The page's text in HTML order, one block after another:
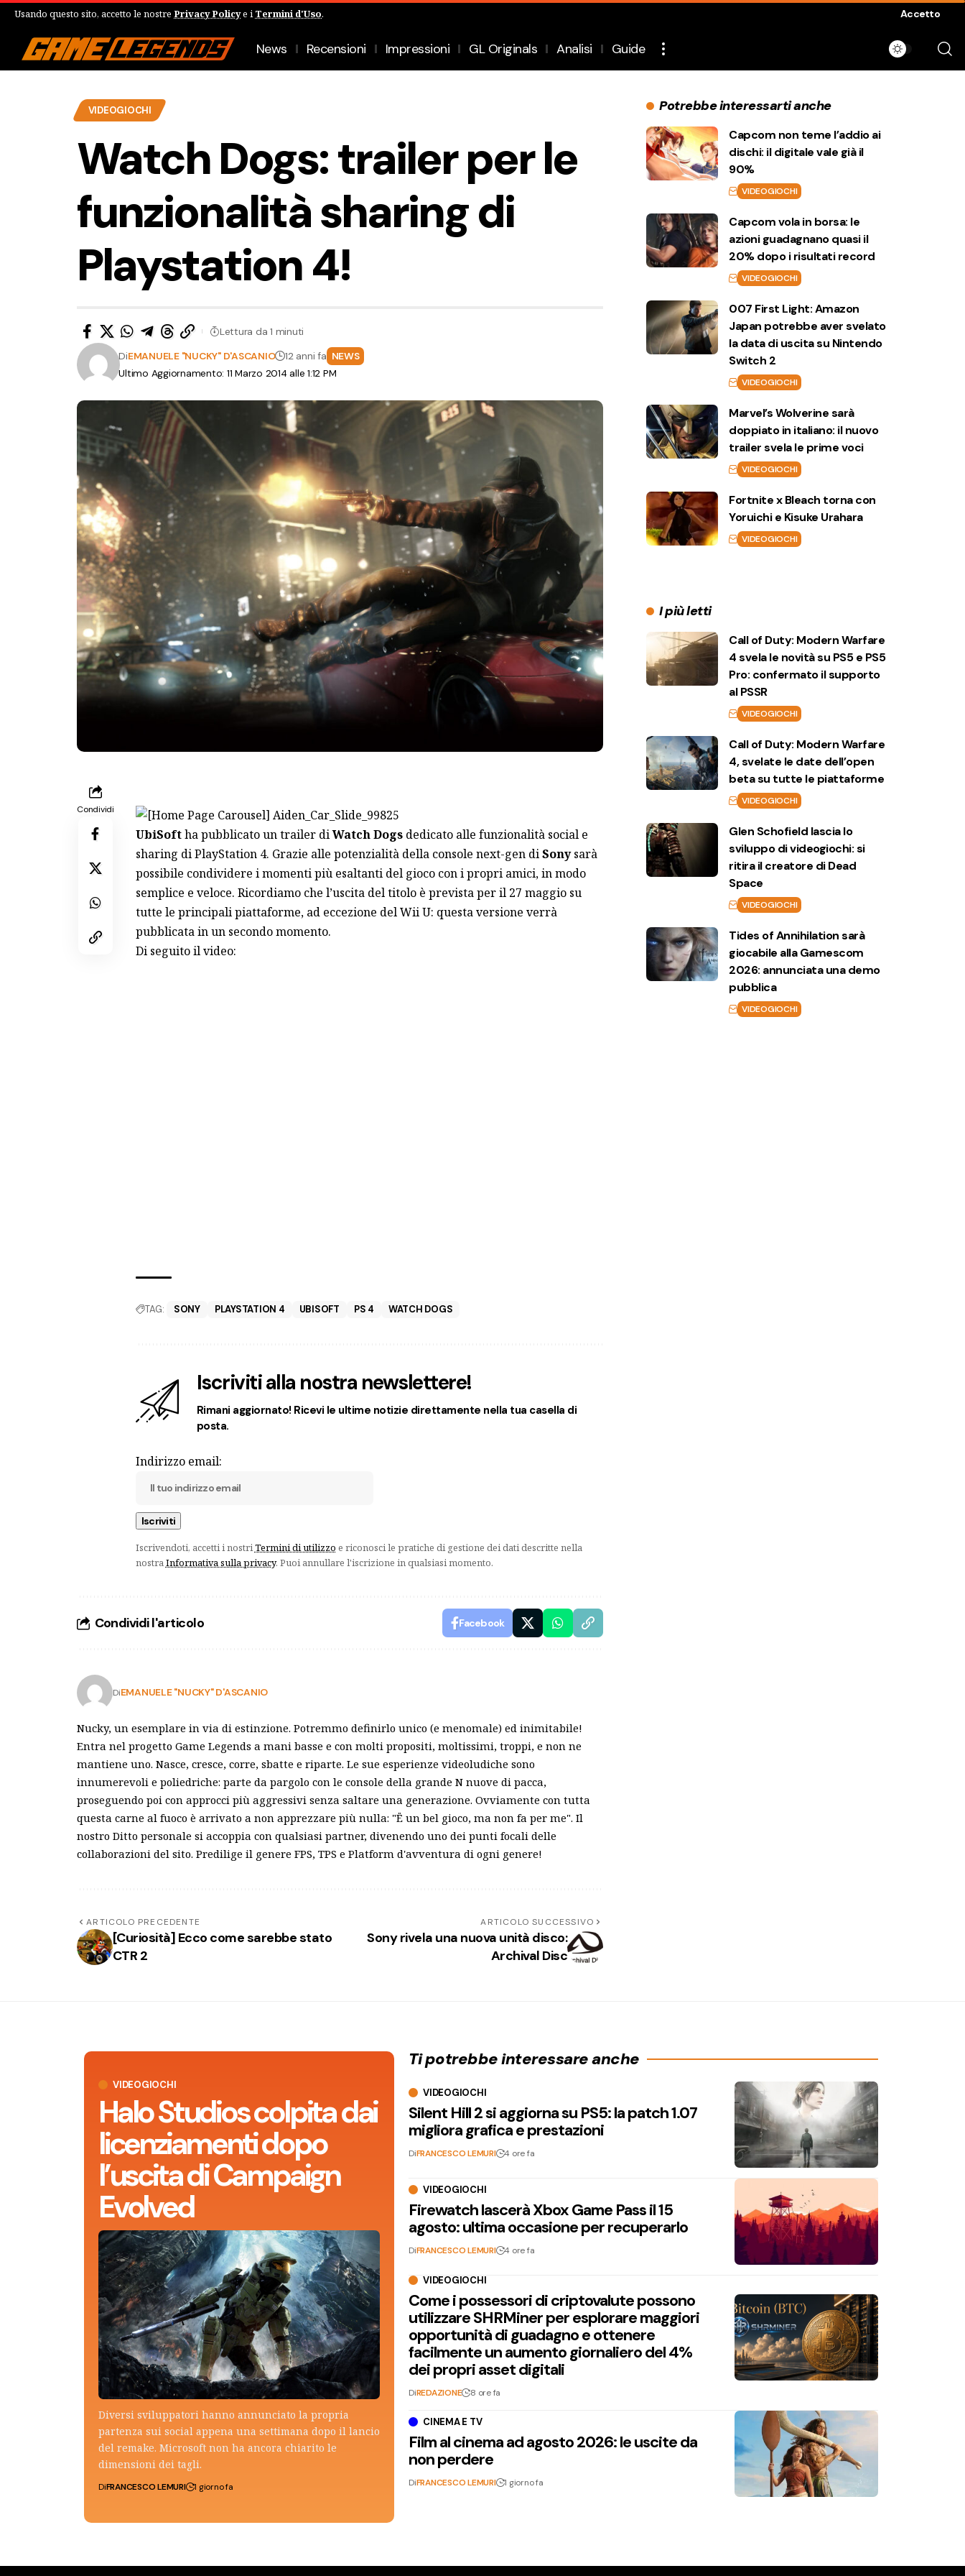
Usando questo sito, accetto le nostre Privacy Policye i Termini d'Uso. Accetto
News Recensioni Impressioni GL Originals Analisi Guide
VIDEOGIOCHI
Watch Dogs: trailer per le
funzionalità sharing di
Playstation 4!
Ultimo Aggiornamento: 11 Marzo 2014 alle 1:12 PM
DiEMANUELE "NUCKY" D'ASCANIO 12 anni fa NEWS
Lettura da 1 minuti
Condividi
UbiSoftha pubblicato un trailer diWatch Dogsdedicato alle funzionalità social e
sharing di PlayStation 4. Grazie alle potenzialità della console next-gen diSonysarà
possibile condividere i momenti più esaltanti del gioco con i propri amici, in modo
semplice e veloce. Ricordiamo che l’uscita del titolo è prevista per il 27 maggio su
tutte le principali piattaforme, ad eccezione del Wii U: questa versione verrà
pubblicata in un secondo momento.
Di seguito il video:
TAG: SONY PLAYSTATION 4 UBISOFT PS 4 WATCH DOGS
Iscriviti alla nostra newslettere!
Rimani aggiornato! Ricevi le ultime notizie direttamente nella tua casella di
posta.
Indirizzo email:
Iscrivendoti, accetti i nostriTermini di utilizzo e riconosci le pratiche di gestione dei dati descritte nella
nostraInformativa sulla privacy. Puoi annullare l'iscrizione in qualsiasi momento.
Condividi l'articolo Facebook
DiEMANUELE "NUCKY" D'ASCANIO
Nucky, un esemplare in via di estinzione. Potremmo definirlo unico (e menomale) ed inimitabile!
Entra nel progetto Game Legends a mani basse e con molti propositi, moltissimi, troppi, e non ne
mantiene uno. Nasce, cresce, corre, sbatte e riparte. Le sue esperienze videoludiche sono
innumerevoli e poliedriche: parte da pargolo con le console della grande N nuove di pacca,
proseguendo poi con approcci più aggressivi senza saltare una generazione. Ovviamente con tutta
questa carne al fuoco è arrivato a non apprezzare più nulla: "Ë un bel gioco, ma non fa per me". Il
nostro Ditto personale si accoppia con qualsiasi partner, divenendo uno dei punti focali delle
collaborazioni del sito. Predilige il genere FPS, TPS e Platform d'avventura di ogni genere!
ARTICOLO PRECEDENTE
[Curiosità] Ecco come sarebbe stato
CTR 2
ARTICOLO SUCCESSIVO
Sony rivela una nuova unità disco:
Archival Disc
Potrebbe interessarti anche
Capcom non teme l’addio ai
dischi: il digitale vale già il
90%
VIDEOGIOCHI
Capcom vola in borsa: le
azioni guadagnano quasi il
20% dopo i risultati record
VIDEOGIOCHI
007 First Light: Amazon
Japan potrebbe aver svelato
la data di uscita su Nintendo
Switch 2
VIDEOGIOCHI
Marvel’s Wolverine sarà
doppiato in italiano: il nuovo
trailer svela le prime voci
VIDEOGIOCHI
Fortnite x Bleach torna con
Yoruichi e Kisuke Urahara
VIDEOGIOCHI
I più letti
Call of Duty: Modern Warfare
4 svela le novità su PS5 e PS5
Pro: confermato il supporto
al PSSR
VIDEOGIOCHI
Call of Duty: Modern Warfare
4, svelate le date dell’open
beta su tutte le piattaforme
VIDEOGIOCHI
Glen Schofield lascia lo
sviluppo di videogiochi: si
ritira il creatore di Dead
Space
VIDEOGIOCHI
Tides of Annihilation sarà
giocabile alla Gamescom
2026: annunciata una demo
pubblica
VIDEOGIOCHI
VIDEOGIOCHI
Halo Studios colpita dai
licenziamenti dopo
l’uscita di Campaign
Evolved
Diversi sviluppatori hanno annunciato la propria
partenza sui social appena una settimana dopo il lancio
del remake. Microsoft non ha ancora chiarito le
dimensioni dei tagli.
DiFRANCESCO LEMURI 1 giorno fa
Ti potrebbe interessare anche
VIDEOGIOCHI
Silent Hill 2 si aggiorna su PS5: la patch 1.07
migliora grafica e prestazioni
DiFRANCESCO LEMURI 4 ore fa
VIDEOGIOCHI
Firewatch lascerà Xbox Game Pass il 15
agosto: ultima occasione per recuperarlo
DiFRANCESCO LEMURI 4 ore fa
VIDEOGIOCHI
Come i possessori di criptovalute possono
utilizzare SHRMiner per esplorare maggiori
opportunità di guadagno e ottenere
facilmente un aumento giornaliero del 4%
dei propri asset digitali
DiREDAZIONE 8 ore fa
CINEMA E TV
Film al cinema ad agosto 2026: le uscite da
non perdere
DiFRANCESCO LEMURI 1 giorno fa